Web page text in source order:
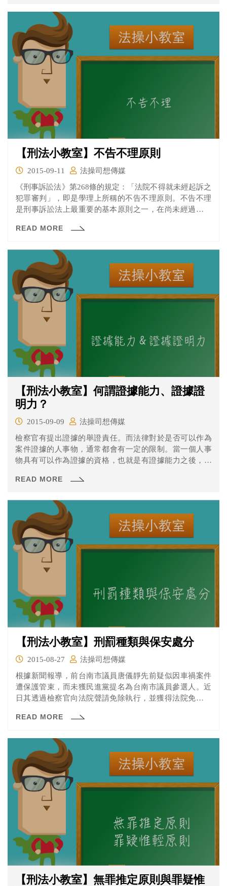
【刑法小教室】不告不理原則
2015-09-11
法操司想傳媒
《刑事訴訟法》第268條的規定：「法院不得就未經起訴之
犯罪審判」，即是學理上所稱的不告不理原則。不告不理
是刑事訴訟法上最重要的基本原則之一，在尚未經過起訴
READ MORE
【刑法小教室】何謂證據能力、證據證
明力？
2015-09-09
法操司想傳媒
檢察官有提出證據的舉證責任。而法律對於是否可以作為
案件證據的人事物，通常都會有一定的限制。當一個人事
物具有可以作為證據的資格，也就是有證據能力之後，才
READ MORE
【刑法小教室】刑罰種類與保安處分
2015-08-27
法操司想傳媒
根據新聞報導，前台南市議員唐儀靜先前疑似因車禍案件
遭保護管束，而未獲民進黨提名為台南市議員參選人。近
日其透過檢察官向法院聲請免除執行，並獲得法院免除執
READ MORE
【刑法小教室】無罪推定原則與罪疑惟